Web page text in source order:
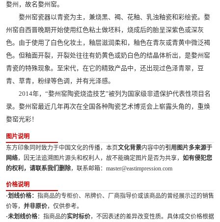
婺州，故名婺州窑。
婺州窑瓷器以青瓷为主，兼烧黑、褐、花釉、乳浊釉瓷和彩绘瓷。婺
州窑自西晋晚期开始使用红色粘土做坯料，烧成后的胎呈深紫色或深灰
色。由于使用了白色化妆土，釉层滋润柔和，釉色在青灰或青黄中微泛褐
色。但釉面开裂，开裂处往往有奶黄色或奶白色的结晶体析出，是婺州窑
青瓷的特殊现象。至宋代，在它的精致产品中，还出现过色泽青翠，豆
青、草青，粉绿等色调，并有光泽感。
2014年，“婺州窑陶瓷烧造技艺”被列为国家级非遗保护代表性项目名
录。婺州窑最近几年再次在全国各种陶瓷艺术博览会上崭露头角的，重焕
婺窑光彩！
图片说明
东方印象同时致力于中国文化的传播，本页文化背景内容中的引用图片多来源于
网络，因无法追溯图片源头和权利人，故不能确定图片是否为共享， 如有侵犯您
的权利，请联系我们删除，联系邮箱：master@eastimpression.com
价格说明
·划线价格： 指商品的专柜价、吊牌价、厂商指导价或该商品的曾经展示过的销售
价等， 并非原价，仅供参考。
·未划线价格：指商品的实时标价，不因表述的差异改变性质。具体成交价格根据